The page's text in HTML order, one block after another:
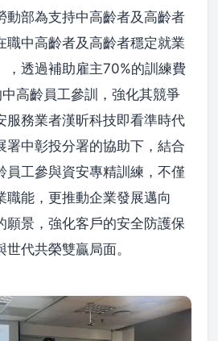
動部為支持中高齡者及高齡者
職中高齡者及高齡者穩定就業
，透過補助雇主70%的訓練費
高齡員工參訓，強化其競爭
服務業者漢昕科技即看準時代
署中彰投分署的協助下，結合
員工參與資安專精訓練，不僅
職能，更推動企業發展邁向
願景，強化客戶的安全防護保
代共榮雙贏局面。